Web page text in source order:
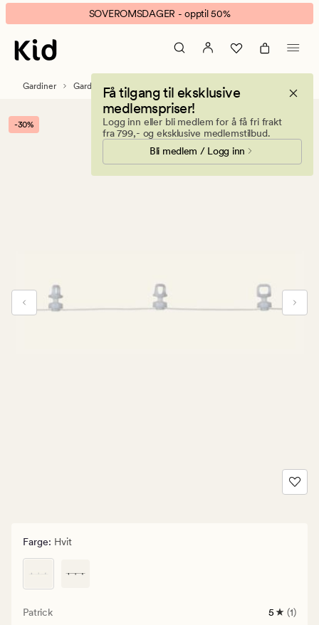
Patrick
glidere
snor
banner.
Klikk
ESCAPE
pause.
SOVEROMSDAGER - opptil 50%
Få tilgang til eksklusive
medlemspriser!
Logg inn eller bli medlem for å få fri frakt
fra 799,- og eksklusive medlemstilbud.
Bli medlem / Logg inn
Gardiner Gardintilbehør Gardinskinner & tilbehør
-30%
Farge: Hvit
Patrick
1
5 (1)